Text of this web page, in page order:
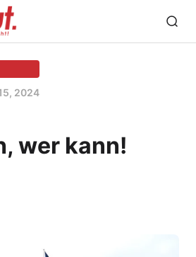
2024
wer kann!